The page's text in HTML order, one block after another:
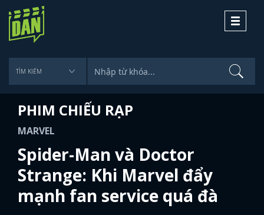
Toggle
PHIM CHIẾU RẠP
MARVEL
Spider-Man và Doctor
Strange: Khi Marvel đẩy
mạnh fan service quá đà